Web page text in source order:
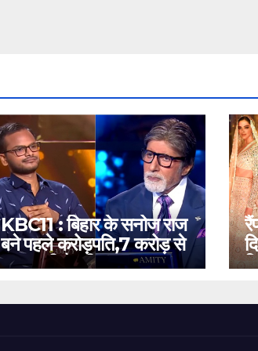
KBC11 : बिहार के सनोज राज
बने पहले करोड़पति,7 करोड़ से
बस इतनी है दूरी